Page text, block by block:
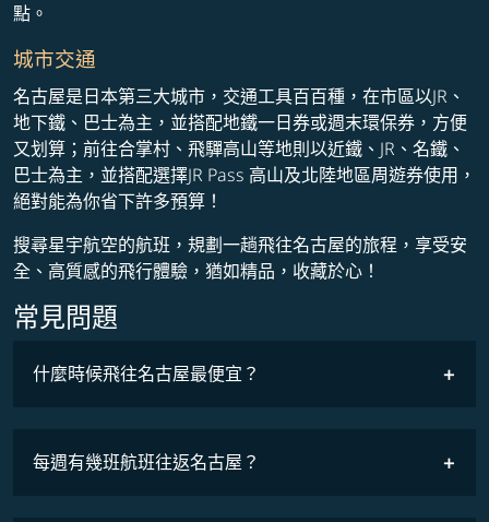
點。
城市交通
名古屋是日本第三大城市，交通工具百百種，在市區以JR、
地下鐵、巴士為主，並搭配地鐵一日券或週末環保券，方便
又划算；前往合掌村、飛驒高山等地則以近鐵、JR、名鐵、
巴士為主，並搭配選擇JR Pass 高山及北陸地區周遊券使用，
絕對能為你省下許多預算！
搜尋星宇航空的航班，規劃一趟飛往名古屋的旅程，享受安
全、高質感的飛行體驗，猶如精品，收藏於心！
常見問題
什麼時候飛往名古屋最便宜？
COSMILE會員
每週有幾班航班往返名古屋？